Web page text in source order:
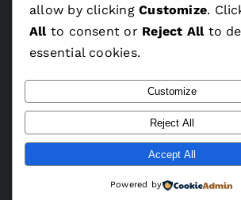
allow by clickingCustomize.
Allto consent or Reject Allto
essential cookies.
Customize
Reject All
Accept All
Powered by